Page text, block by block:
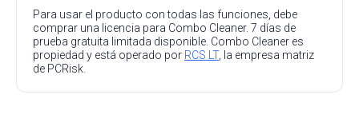
Para usar el producto con todas las funciones, debe
comprar una licencia para Combo Cleaner. 7 días de
prueba gratuita limitada disponible. Combo Cleaner es
propiedad y está operado por RCS LT, la empresa matriz
de PCRisk.